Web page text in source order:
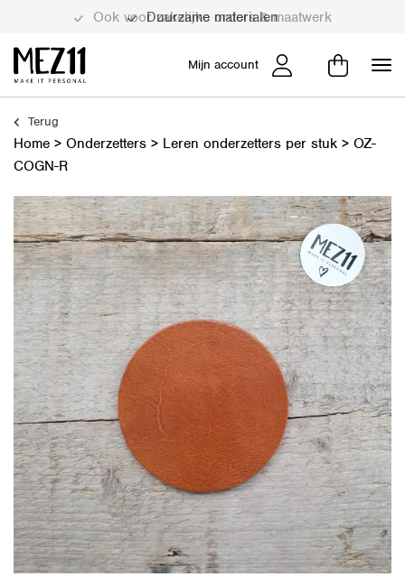
Duurzame materialen
Mijn account
Terug
Home > Onderzetters > Leren onderzetters per stuk > OZ-
COGN-R